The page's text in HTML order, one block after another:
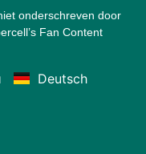
onderschreven door
Fan Content
Deutsch